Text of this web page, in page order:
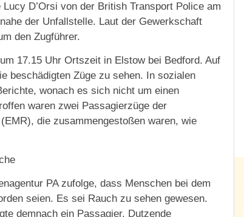
D’Orsi von der British Transport Police am
der Unfallstelle. Laut der Gewerkschaft
den Zugführer.
17.15 Uhr Ortszeit in Elstow bei Bedford. Auf
beschädigten Züge zu sehen. In sozialen
wonach es sich nicht um einen
waren zwei Passagierzüge der
die zusammengestoßen waren, wie
PA zufolge, dass Menschen bei dem
seien. Es sei Rauch zu sehen gewesen.
demnach ein Passagier. Dutzende